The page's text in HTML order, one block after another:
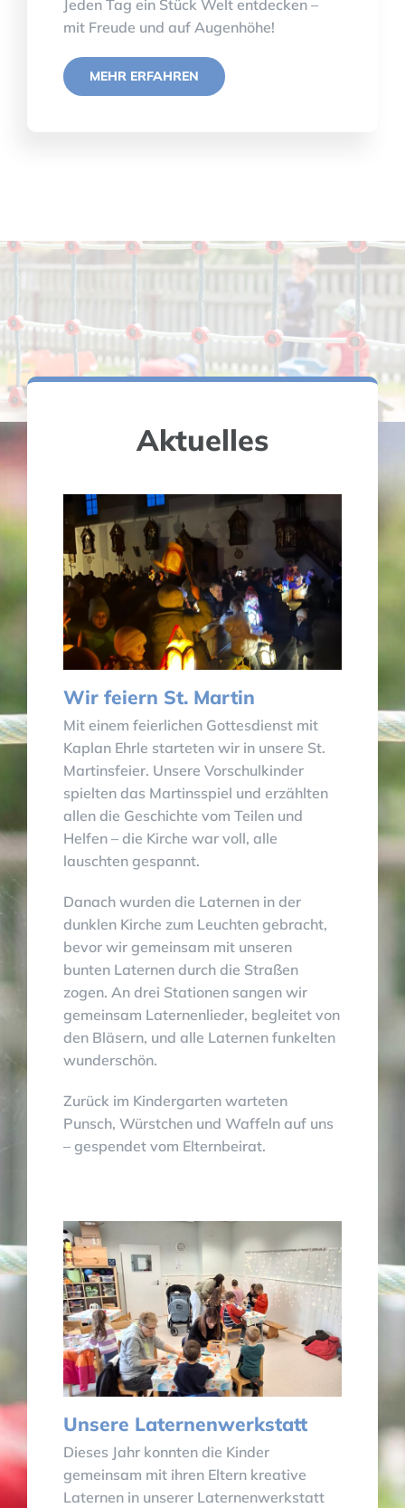
Jeden Tag ein Stück Welt entdecken –
mit Freude und auf Augenhöhe!
MEHR ERFAHREN
Aktuelles
Wir feiern St. Martin
Mit einem feierlichen Gottesdienst mit
Kaplan Ehrle starteten wir in unsere St.
Martinsfeier. Unsere Vorschulkinder
spielten das Martinsspiel und erzählten
allen die Geschichte vom Teilen und
Helfen – die Kirche war voll, alle
lauschten gespannt.
Danach wurden die Laternen in der
dunklen Kirche zum Leuchten gebracht,
bevor wir gemeinsam mit unseren
bunten Laternen durch die Straßen
zogen. An drei Stationen sangen wir
gemeinsam Laternenlieder, begleitet von
den Bläsern, und alle Laternen funkelten
wunderschön.
Zurück im Kindergarten warteten
Punsch, Würstchen und Waffeln auf uns
– gespendet vom Elternbeirat.
Unsere Laternenwerkstatt
Dieses Jahr konnten die Kinder
gemeinsam mit ihren Eltern kreative
Laternen in unserer Laternenwerkstatt